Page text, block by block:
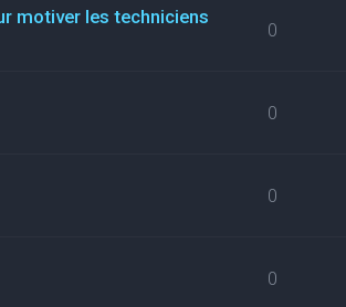
motiver les techniciens
0
0
0
0